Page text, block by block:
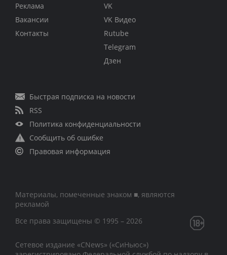
Реклама
Вакансии
Контакты
VK
VK Видео
Rutube
Telegram
Дзен
Быстрая подписка на новости
RSS
Политика конфиденциальности
Сообщить об ошибке
Правовая информация
Материалы, помеченные знаком ■, являются
рекламой
Все права защищены © 1995 – 2026
Сетевое издание «CNews» («СиНьюс»)